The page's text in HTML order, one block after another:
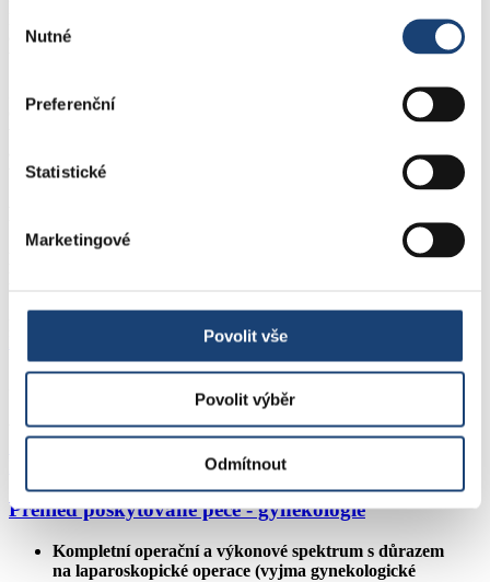
souhlasu
Nutné
Preferenční
Statistické
Marketingové
Povolit vše
Povolit výběr
Odmítnout
pohotovostní služby, indikační ambulanci a urogynekologickou
ambulanci. Provádí ultrazvuková vyšetření na zjištění vrozených
Zajišťujeme diagnostickou a terapeutickou péči, konzervativní a
operační léčbu gynekologických onemocnění – velké operační
atd. Důraz klademe na minimálně invazivní přístupy. Novinkou jsou
výkony v oblasti kosmetické gynekologie.
vrchní sestra
Přehled poskytované péče - gynekologie
Kompletní operační a výkonové spektrum s důrazem
na laparoskopické operace (vyjma gynekologické